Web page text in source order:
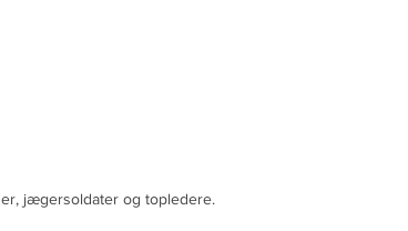
jægersoldater og topledere.